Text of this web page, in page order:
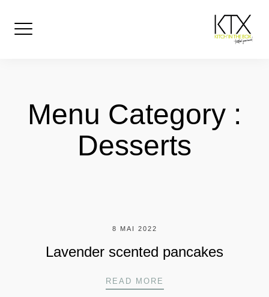
Menu Category :
Desserts
8 MAI 2022
Lavender scented pancakes
READ MORE